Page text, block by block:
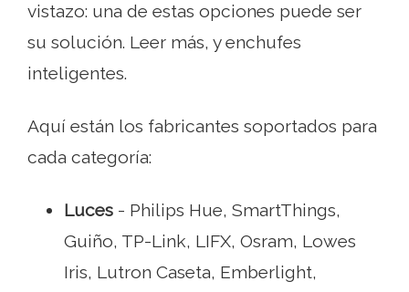
vistazo: una de estas opciones puede ser
su solución. Leer más, y enchufes
inteligentes.
Aquí están los fabricantes soportados para
cada categoría:
Luces - Philips Hue, SmartThings,
Guiño, TP-Link, LIFX, Osram, Lowes
Iris, Lutron Caseta, Emberlight,